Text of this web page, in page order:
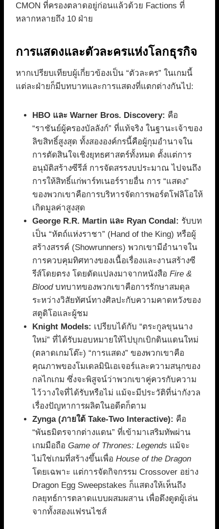
CMON ที่ครองตลาดอยู่ก่อนแล้วด้วย Factions ที่
หลากหลายถึง 10 ฝ่าย
การแสดงและตัวละครแห่งโลกธุรกิจ
หากเปรียบเทียบผู้เกี่ยวข้องเป็น “ตัวละคร” ในเกมนี้
แต่ละฝ่ายก็มีบทบาทและการแสดงที่แตกต่างกันไป:
HBO และ Warner Bros. Discovery: คือ
“ราชันย์ผู้ครองบัลลังก์” ที่แท้จริง ในฐานะเจ้าของ
ลิขสิทธิ์สูงสุด ทั้งสององค์กรนี้คือผู้กุมอำนาจใน
การตัดสินใจเชิงยุทธศาสตร์ทั้งหมด ตั้งแต่การ
อนุมัติสร้างซีรีส์ การจัดสรรงบประมาณ ไปจนถึง
การให้สิทธิ์แก่พาร์ทเนอร์รายอื่น การ “แสดง”
ของพวกเขาคือการบริหารจัดการพอร์ตโฟลิโอให้
เกิดมูลค่าสูงสุด
George R.R. Martin และ Ryan Condal: รับบท
เป็น “หัตถ์แห่งราชา” (Hand of the King) หรือผู้
สร้างสรรค์ (Showrunners) พวกเขามีอำนาจใน
การควบคุมทิศทางของเนื้อเรื่องและงานสร้างซี
รีส์โดยตรง โดยดัดแปลงมาจากหนังสือ Fire &
Bloodบทบาทของพวกเขาคือการรักษาสมดุล
ระหว่างวิสัยทัศน์ทางศิลปะกับความคาดหวังของ
สตูดิโอและผู้ชม
Knight Models: เปรียบได้กับ “ตระกูลขุนนาง
ใหม่” ที่ได้รับมอบหมายให้ไปบุกเบิกดินแดนใหม่
(ตลาดเกมโต๊ะ) “การแสดง” ของพวกเขาคือ
คุณภาพของโมเดลมินิเอเจอร์และความสนุกของ
กลไกเกม ซึ่งจะพิสูจน์ว่าพวกเขาคู่ควรกับความ
ไว้วางใจที่ได้รับหรือไม่ แม้จะมีประวัติที่น่ากังวล
เรื่องปัญหาการผลิตในอดีตก็ตาม
Zynga (ภายใต้ Take-Two Interactive): คือ
“พันธมิตรจากต่างแดน” ที่เข้ามาเสริมทัพผ่าน
เกมมือถือ Game of Thrones: Legends แม้จะ
ไม่ใช่เกมที่สร้างขึ้นเพื่อ House of the Dragon
โดยเฉพาะ แต่การจัดกิจกรรม Crossover อย่าง
Dragon Egg Sweepstakes ก็แสดงให้เห็นถึง
กลยุทธ์การตลาดแบบผสมผสาน เพื่อดึงดูดผู้เล่น
จากทั้งสองแฟรนไชส์